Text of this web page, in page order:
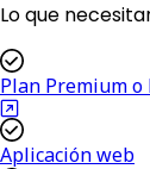
Lo que
Plan Premium
Aplicación web